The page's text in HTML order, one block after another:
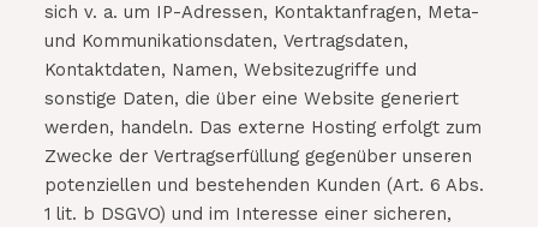
sich v. a. um IP-Adressen, Kontaktanfragen, Meta-
und Kommunikationsdaten, Vertragsdaten,
Kontaktdaten, Namen, Websitezugriffe und
sonstige Daten, die über eine Website generiert
werden, handeln. Das externe Hosting erfolgt zum
Zwecke der Vertragserfüllung gegenüber unseren
potenziellen und bestehenden Kunden (Art. 6 Abs.
1 lit. b DSGVO) und im Interesse einer sicheren,